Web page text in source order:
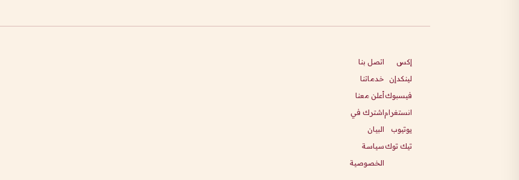
إكس
لينكدإن
فيسبوك
انستغرام
يوتيوب
تيك توك
اتصل بنا
خدماتنا
أعلن معنا
اشترك في
البيان
سياسة
الخصوصية